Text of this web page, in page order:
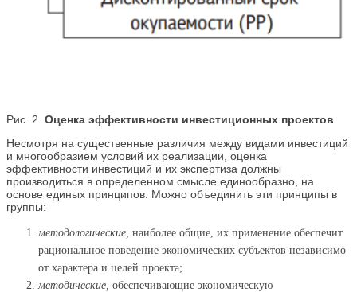
Рис. 2. Оценка эффективности инвестиционных проектов
Несмотря на существенные различия между видами инвестиций
и многообразием условий их реализации, оценка
эффективности инвестиций и их экспертиза должны
производиться в определенном смысле единообразно, на
основе единых принципов. Можно объединить эти принципы в
группы:
методологические, наиболее общие, их применение обеспечит
рациональное поведение экономических субъектов независимо
от характера и целей проекта;
методические, обеспечивающие экономическую